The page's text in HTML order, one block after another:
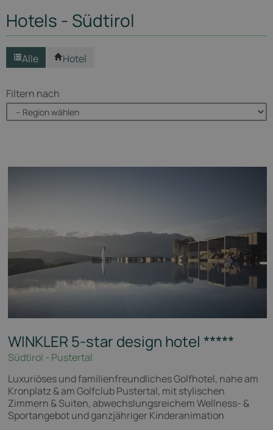
Hotels - Südtirol
Alle Hotel
Filtern nach
WINKLER 5-star design hotel *****
Südtirol - Pustertal
Luxuriöses und familienfreundliches Golfhotel, nahe am
Kronplatz & am Golfclub Pustertal, mit stylischen
Zimmern & Suiten, abwechslungsreichem Wellness- &
Sportangebot und ganzjähriger Kinderanimation